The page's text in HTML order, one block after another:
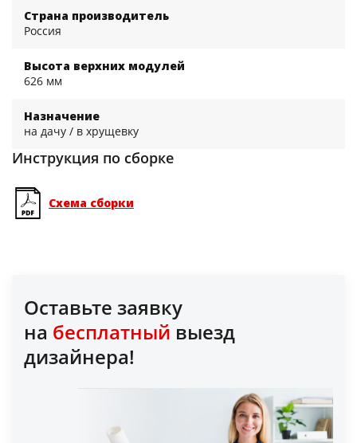
Страна производитель
Россия
Высота верхних модулей
626 мм
Назначение
на дачу / в хрущевку
Инструкция по сборке
Схема сборки
Оставьте заявку
на бесплатный выезд
дизайнера!